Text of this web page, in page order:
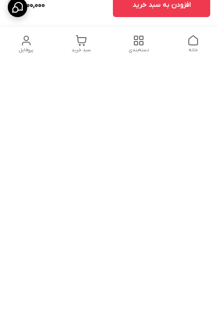
11,900,000 افزودن به سبد خرید
پروفایل سبد خرید دسته‌بندی خانه